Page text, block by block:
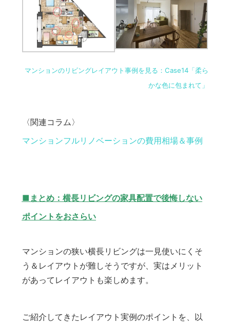
マンションのリビングレイアウト事例を見る：Case14「柔ら
かな色に包まれて」
〈関連コラム〉
マンションフルリノベーションの費用相場＆事例
■まとめ：横長リビングの家具配置で後悔しない
ポイントをおさらい
マンションの狭い横長リビングは一見使いにくそ
う＆レイアウトが難しそうですが、実はメリット
があってレイアウトも楽しめます。
ご紹介してきたレイアウト実例のポイントを、以